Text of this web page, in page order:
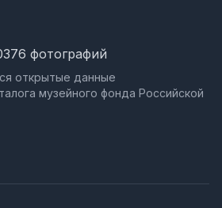
фотографий
открытые данные
музейного фонда Российской